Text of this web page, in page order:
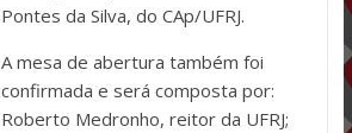
Pontes da Silva, do CAp/UFRJ.
A mesa de abertura também foi
confirmada e será composta por:
Roberto Medronho, reitor da UFRJ;